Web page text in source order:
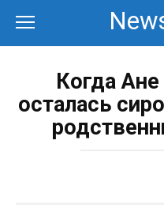
контенту
Когда
осталась